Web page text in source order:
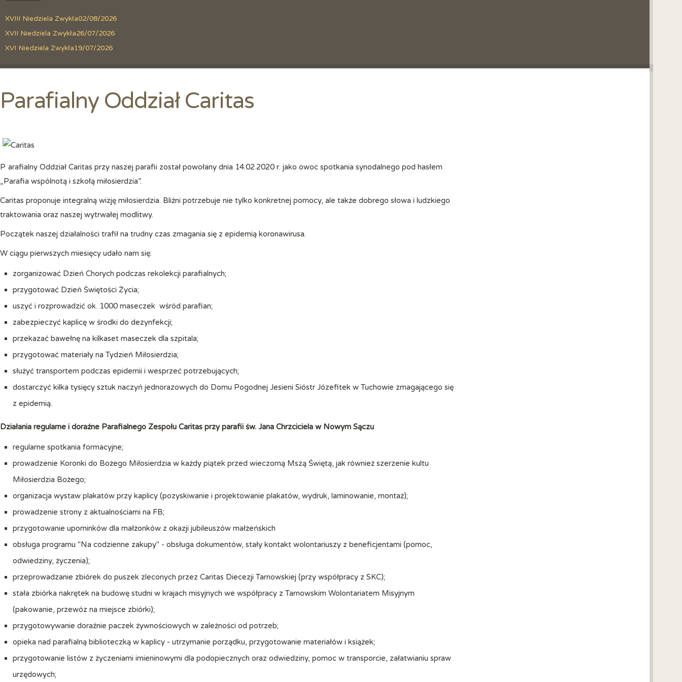
XVIII Niedziela Zwykła02/08/2026
XVII Niedziela Zwykła26/07/2026
XVI Niedziela Zwykła19/07/2026
Parafialny Oddział Caritas
Parafialny Oddział Caritas przy naszej parafii został powołany dnia 14.02.2020 r. jako owoc spotkania synodalnego pod hasłem
„Parafia wspólnotą i szkołą miłosierdzia”.
Caritas proponuje integralną wizję miłosierdzia. Bliźni potrzebuje nie tylko konkretnej pomocy, ale także dobrego słowa i ludzkiego
traktowania oraz naszej wytrwałej modlitwy.
Początek naszej działalności trafił na trudny czas zmagania się z epidemią koronawirusa.
W ciągu pierwszych miesięcy udało nam się:
zorganizować Dzień Chorych podczas rekolekcji parafialnych;
przygotować Dzień Świętości Życia;
uszyć i rozprowadzić ok. 1000 maseczek wśród parafian;
zabezpieczyć kaplicę w środki do dezynfekcji;
przekazać bawełnę na kilkaset maseczek dla szpitala;
przygotować materiały na Tydzień Miłosierdzia;
służyć transportem podczas epidemii i wesprzeć potrzebujących;
dostarczyć kilka tysięcy sztuk naczyń jednorazowych do Domu Pogodnej Jesieni Sióstr Józefitek w Tuchowie zmagającego się
z epidemią.
Działania regularne i doraźne Parafialnego Zespołu Caritas przy parafii św. Jana Chrzciciela w Nowym Sączu
regularne spotkania formacyjne;
prowadzenie Koronki do Bożego Miłosierdzia w każdy piątek przed wieczorną Mszą Świętą, jak również szerzenie kultu
Miłosierdzia Bożego;
organizacja wystaw plakatów przy kaplicy (pozyskiwanie i projektowanie plakatów, wydruk, laminowanie, montaż);
prowadzenie strony z aktualnościami na FB;
przygotowanie upominków dla małżonków z okazji jubileuszów małżeńskich
obsługa programu "Na codzienne zakupy" - obsługa dokumentów, stały kontakt wolontariuszy z beneficjentami (pomoc,
odwiedziny, życzenia);
przeprowadzanie zbiórek do puszek zleconych przez Caritas Diecezji Tarnowskiej (przy współpracy z SKC);
stała zbiórka nakrętek na budowę studni w krajach misyjnych we współpracy z Tarnowskim Wolontariatem Misyjnym
(pakowanie, przewóz na miejsce zbiórki);
przygotowywanie doraźnie paczek żywnościowych w zależności od potrzeb;
opieka nad parafialną biblioteczką w kaplicy - utrzymanie porządku, przygotowanie materiałów i książek;
przygotowanie listów z życzeniami imieninowymi dla podopiecznych oraz odwiedziny, pomoc w transporcie, załatwianiu spraw
urzędowych;